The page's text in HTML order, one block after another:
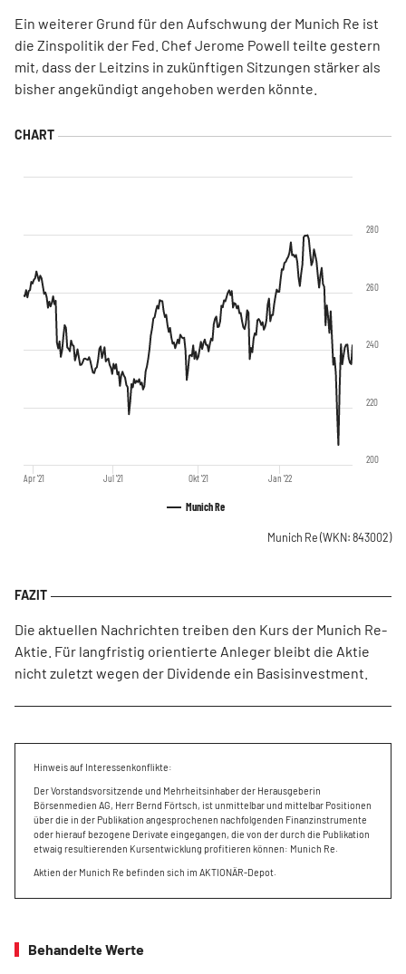
Ein weiterer Grund für den Aufschwung der Munich Re ist
die Zinspolitik der Fed. Chef Jerome Powell teilte gestern
mit, dass der Leitzins in zukünftigen Sitzungen stärker als
bisher angekündigt angehoben werden könnte.
Munich Re
Jul '21 Jan '22
Apr '21 Okt '21
200
220
240
260
280
Munich Re (WKN: 843002)
Die aktuellen Nachrichten treiben den Kurs der Munich Re-
Aktie. Für langfristig orientierte Anleger bleibt die Aktie
nicht zuletzt wegen der Dividende ein Basisinvestment.
Hinweis auf Interessenkonflikte:
Der Vorstandsvorsitzende und Mehrheitsinhaber der Herausgeberin
Börsenmedien AG, Herr Bernd Förtsch, ist unmittelbar und mittelbar Positionen
über die in der Publikation angesprochenen nachfolgenden Finanzinstrumente
oder hierauf bezogene Derivate eingegangen, die von der durch die Publikation
etwaig resultierenden Kursentwicklung profitieren können: Munich Re.
Aktien der Munich Re befinden sich im AKTIONÄR-Depot.
Behandelte Werte